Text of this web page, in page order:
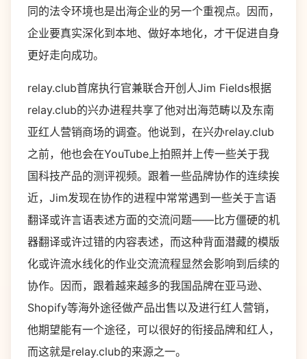
同的法令环境也是出海企业的另一个重视点。因而，
企业要真实深化到本地、做好本地化，才干促进自身
更好走向成功。
relay.club首席执行官兼联合开创人Jim Fields根据
relay.club的兴办进程共享了他对出海范畴以及东南
亚红人营销商场的调查。他说到，在兴办relay.club
之前，他也会在YouTube上拍照并上传一些关于我
国科技产品的测评视频。跟着一些品牌协作的连续挨
近，Jim发现在协作的进程中常常遇到一些关于言语
翻译或许言语表述方面的交流问题——比方僵硬的机
器翻译或许过错的内容表述，而这种背面潜藏的模版
化或许流水线化的作业交流流程显然会影响到后续的
协作。因而，跟着越来越多的我国品牌在亚马逊、
Shopify等海外途径做产品出售以及进行红人营销，
他期望能有一个途径，可以很好的衔接品牌和红人，
而这就是relay.club的来源之一。